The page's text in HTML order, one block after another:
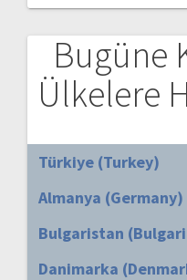
Bugüne
Ülkelere
Türkiye (Turkey)
Almanya (Germany)
Bulgaristan
Danimarka